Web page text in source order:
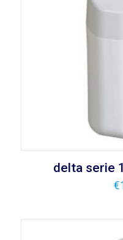
delta serie
€